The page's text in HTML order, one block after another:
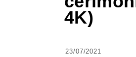
4K)
23/07/2021